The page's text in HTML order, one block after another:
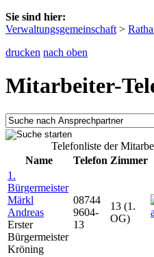
Sie sind hier:
Verwaltungsgemeinschaft >
drucken nach oben
Mitarbeiter-
Telefonliste der
Name
Telefon Zimmer
1.
Bürgermeister
Märkl
Andreas
Erster
Bürgermeister
Kröning
08744
9604-
13
13 (1.
OG)